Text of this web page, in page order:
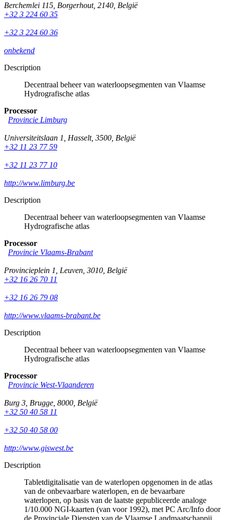
Berchemlei 115 Borgerhout, 2140 België
+32 3 224 60 35
+32 3 224 60 36
onbekend
Description
Decentraal beheer van waterloopsegmenten van Vlaamse
Hydrografische atlas
Processor
Provincie Limburg
Universiteitslaan 1 Hasselt, 3500 België
+32 11 23 77 59
+32 11 23 77 10
http://www.limburg.be
Description
Decentraal beheer van waterloopsegmenten van Vlaamse
Hydrografische atlas
Processor
Provincie Vlaams-Brabant
Provincieplein 1 Leuven 3010 België
+32 16 26 70 11
+32 16 26 79 08
http://www.vlaams-brabant.be
Description
Decentraal beheer van waterloopsegmenten van Vlaamse
Hydrografische atlas
Processor
Provincie West-Vlaanderen
Burg 3 Brugge 8000 België
+32 50 40 58 11
+32 50 40 58 00
http://www.giswest.be
Description
Tabletdigitalisatie van de waterlopen opgenomen in de atlas
van de onbevaarbare waterlopen, en de bevaarbare
waterlopen, op basis van de laatste gepubliceerde analoge
1/10.000 NGI-kaarten (van voor 1992), met PC Arc/Info door
de Provinciale Diensten van de Vlaamse Landmaatschappij.